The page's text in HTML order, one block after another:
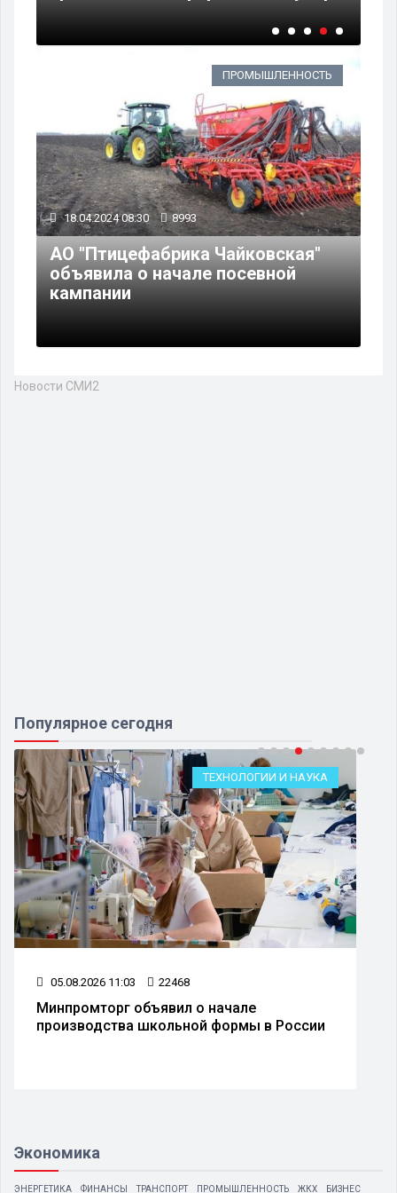
ПРОМЫШЛЕННОСТЬ
18.04.2024 08:30 8993
АО "Птицефабрика Чайковская"
объявила о начале посевной
кампании
Новости СМИ2
Популярное сегодня
05.08.2026 13:01
Названа средняя размер пенсии по
старости в России
Экономика
ЭНЕРГЕТИКА ФИНАНСЫ ТРАНСПОРТ ПРОМЫШЛЕННОСТЬ ЖКХ БИЗНЕС